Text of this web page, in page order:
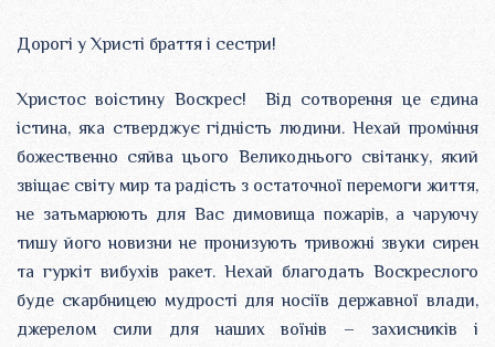
Дорогі у Христі браття і сестри!
Христос воістину Воскрес! Від сотворення це єдина
істина, яка стверджує гідність людини. Нехай проміння
божественно сяйва цього Великоднього світанку, який
звіщає світу мир та радість з остаточної перемоги життя,
не затьмарюють для Вас димовища пожарів, а чаруючу
тишу його новизни не пронизують тривожні звуки сирен
та гуркіт вибухів ракет. Нехай благодать Воскреслого
буде скарбницею мудрості для носіїв державної влади,
джерелом сили для наших воїнів – захисників і